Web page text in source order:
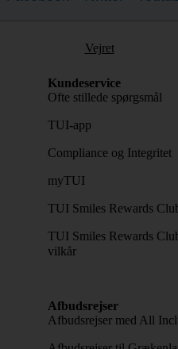
Vejret
Kundeservice
Ofte stillede spørgsmål
TUI-app
Compliance og Integritet
myTUI
TUI Smiles Rewards
TUI Smiles Rewards
vilkår
Afbudsrejser
Afbudsrejser med All